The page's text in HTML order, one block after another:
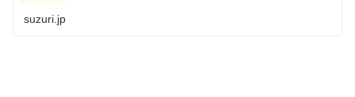
suzuri.jp